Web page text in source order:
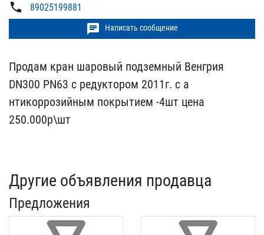
phone 89025199881
chat Написать сообщение
Продам кран шаровый подз​емный Венгрия
DN300 PN63​ с редуктором 2011г. с а​
нтикоррозийным покрытием​ -4шт цена
250.000р\шт
Другие объявления продавца
Предложения